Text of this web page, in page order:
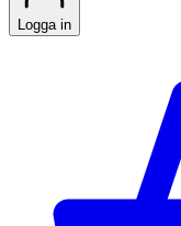
Logga in